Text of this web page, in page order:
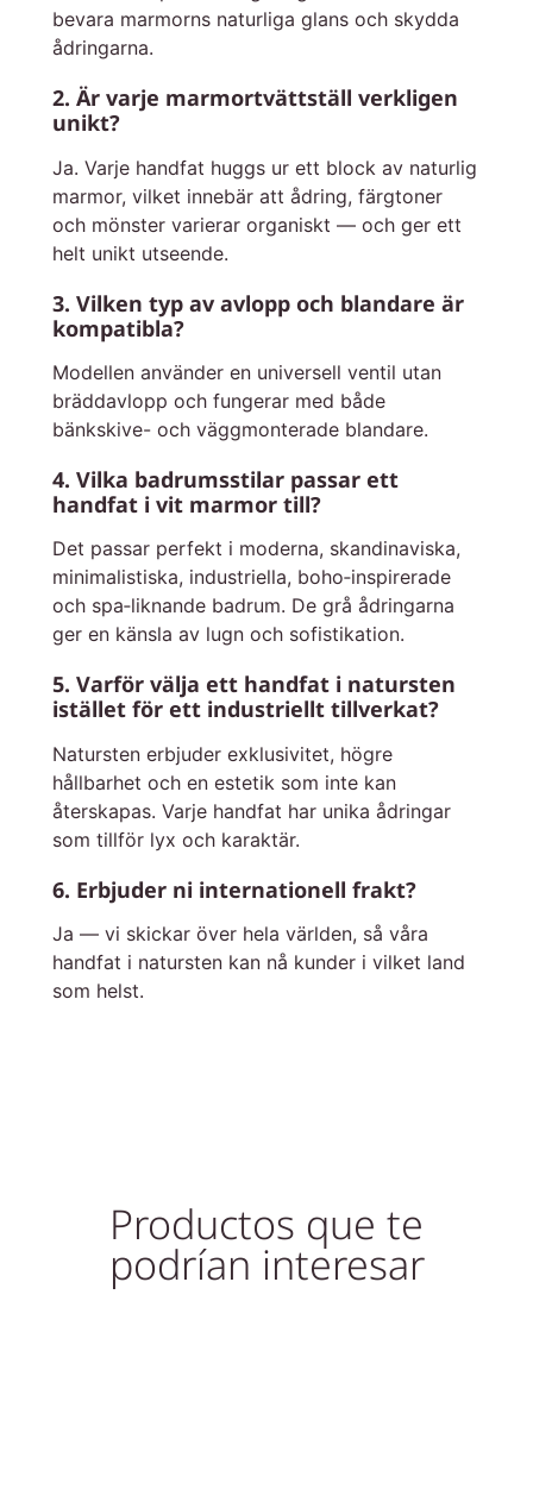
bevara marmorns naturliga glans och skydda
ådringarna.
2. Är varje marmortvättställ verkligen
unikt?
Ja. Varje handfat huggs ur ett block av naturlig
marmor, vilket innebär att ådring, färgtoner
och mönster varierar organiskt — och ger ett
helt unikt utseende.
3. Vilken typ av avlopp och blandare är
kompatibla?
Modellen använder en universell ventil utan
bräddavlopp och fungerar med både
bänkskive- och väggmonterade blandare.
4. Vilka badrumsstilar passar ett
handfat i vit marmor till?
Det passar perfekt i moderna, skandinaviska,
minimalistiska, industriella, boho‑inspirerade
och spa‑liknande badrum. De grå ådringarna
ger en känsla av lugn och sofistikation.
5. Varför välja ett handfat i natursten
istället för ett industriellt tillverkat?
Natursten erbjuder exklusivitet, högre
hållbarhet och en estetik som inte kan
återskapas. Varje handfat har unika ådringar
som tillför lyx och karaktär.
6. Erbjuder ni internationell frakt?
Ja — vi skickar över hela världen, så våra
handfat i natursten kan nå kunder i vilket land
som helst.
Productos que te
podrían interesar